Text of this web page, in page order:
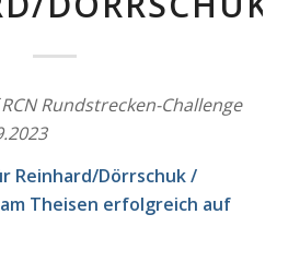
Rundstrecken-Challenge
Reinhard/Dörrschuk /
Theisen erfolgreich auf